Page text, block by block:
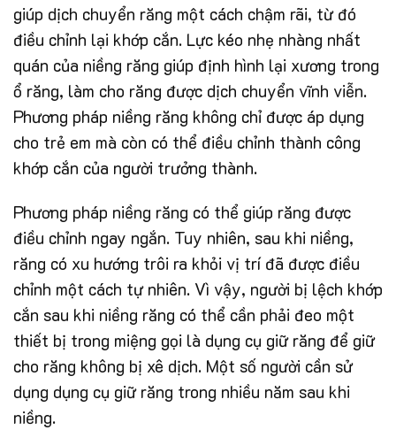
giúp dịch chuyển răng một cách chậm rãi, từ đó
điều chỉnh lại khớp cắn. Lực kéo nhẹ nhàng nhất
quán của niềng răng giúp định hình lại xương trong
ổ răng, làm cho răng được dịch chuyển vĩnh viễn.
Phương pháp niềng răng không chỉ được áp dụng
cho trẻ em mà còn có thể điều chỉnh thành công
khớp cắn của người trưởng thành.
Phương pháp niềng răng có thể giúp răng được
điều chỉnh ngay ngắn. Tuy nhiên, sau khi niềng,
răng có xu hướng trôi ra khỏi vị trí đã được điều
chỉnh một cách tự nhiên. Vì vậy, người bị lệch khớp
cắn sau khi niềng răng có thể cần phải đeo một
thiết bị trong miệng gọi là dụng cụ giữ răng để giữ
cho răng không bị xê dịch. Một số người cần sử
dụng dụng cụ giữ răng trong nhiều năm sau khi
niềng.